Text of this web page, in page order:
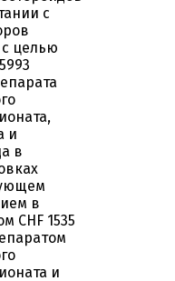
с
целью
и
в
в
CHF 1535
и